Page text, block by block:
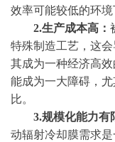
效率可能较低的环境
2.生产成本高：
特殊制造工艺，这
其成为一种经济高
能成为一大障碍，
比。
3.规模化能力有
动辐射冷却膜需求